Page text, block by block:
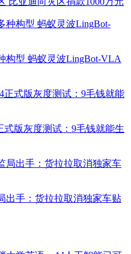
构型 蚂蚁灵波LingBot-VLA
式版灰度测试：9毛钱就能生
出手：货拉拉取消独家车贴